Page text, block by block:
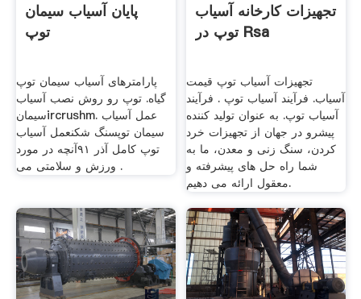
پایان آسیاب سیمان
توپ
پارامترهای آسیاب سیمان توپ
گیاه. توپ رو روش نصب آسیاب
سیمانircrushm. عمل آسیاب
سیمان توپسنگ شکنعمل آسیاب
توپ کامل آذر ٩۱آنچه در مورد
ورزش و سلامتی می .
تجهیزات کارخانه آسیاب
توپ در Rsa
تجهیزات آسیاب توپ قیمت
آسیاب. فرآیند آسیاب توپ . فرآیند
آسیاب توپ. به عنوان تولید کننده
پیشرو در جهان از تجهیزات خرد
کردن، سنگ زنی و معدن، ما به
شما راه حل های پیشرفته و
معقول ارائه می دهیم.